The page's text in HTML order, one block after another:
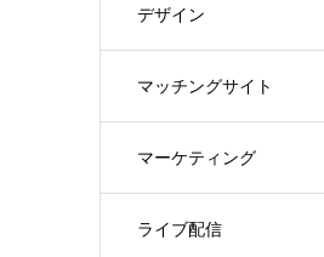
デザイン
マッチングサイト
マーケティング
ライブ配信